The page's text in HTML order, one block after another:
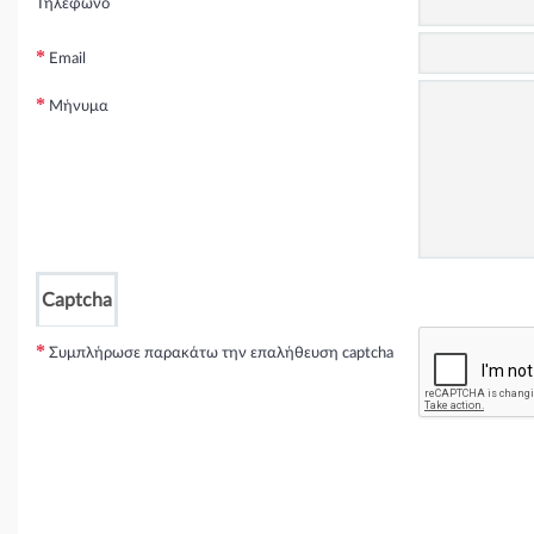
VOLVO V40 2013 - Hatchback / 5dr T5 AWD ( B 4204 T11 ) (245 hp )
Τηλέφωνο
Email
Μήνυμα
Captcha
Συμπλήρωσε παρακάτω την επαλήθευση captcha